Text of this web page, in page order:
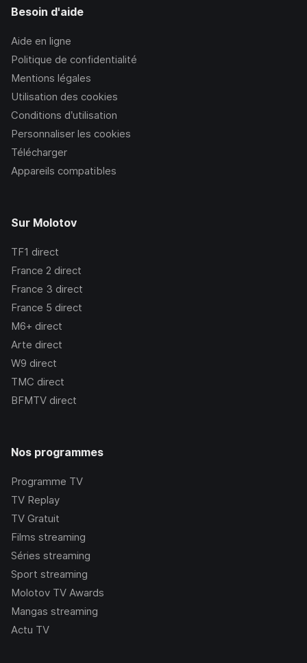
Besoin d'aide
Aide en ligne
Politique de confidentialité
Mentions légales
Utilisation des cookies
Conditions d’utilisation
Personnaliser les cookies
Télécharger
Appareils compatibles
Sur Molotov
TF1 direct
France 2 direct
France 3 direct
France 5 direct
M6+ direct
Arte direct
W9 direct
TMC direct
BFMTV direct
Nos programmes
Programme TV
TV Replay
TV Gratuit
Films streaming
Séries streaming
Sport streaming
Molotov TV Awards
Mangas streaming
Actu TV